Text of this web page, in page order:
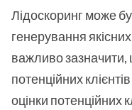
Лідоскоринг може
генерування
важливо зазначити,
потенційних
оцінки потенційних